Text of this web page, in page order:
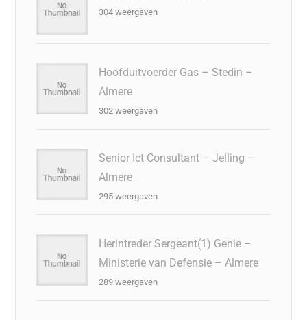
304 weergaven
Hoofduitvoerder Gas – Stedin –
Almere
302 weergaven
Senior Ict Consultant – Jelling –
Almere
295 weergaven
Herintreder Sergeant(1) Genie –
Ministerie van Defensie – Almere
289 weergaven